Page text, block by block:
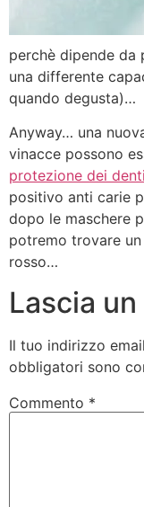
perchè dipende da
una differente
quando degusta)…
Anyway… una
vinacce possono
protezione dei denti
positivo anti carie
dopo le maschere
potremo trovare
rosso…
Lascia
Il tuo indirizzo
obbligatori sono
Commento *